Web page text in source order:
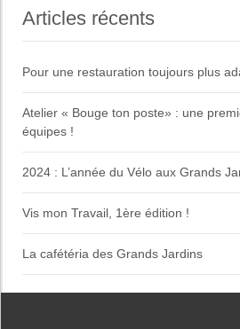
Articles récents
Pour une restauration toujours plus
Atelier « Bouge ton poste» : une
équipes !
2024 : L’année du Vélo aux Grands
Vis mon Travail, 1ère édition !
La cafétéria des Grands Jardins